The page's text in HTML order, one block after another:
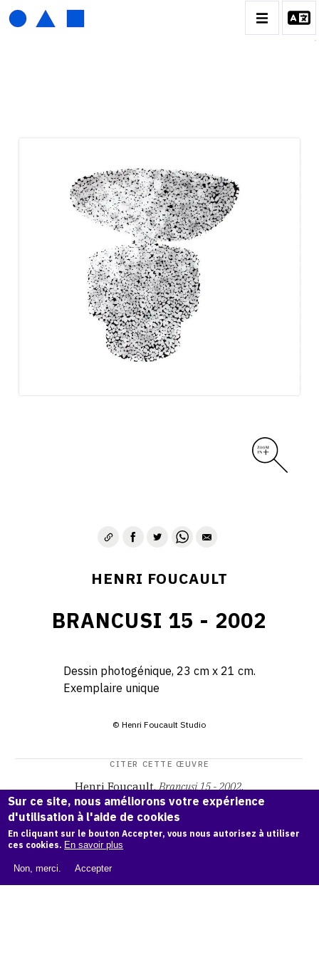
CATALOGUE DES OEUVRES
01_SCULPTURE
02_PHOTOGRAPHIQUE
03_COLLAGES
04_DESSINS
05_MONOTYPE
06_ARCHIVES
CONTACT
HENRI FOUCAULT
BRANCUSI 15 - 2002
Dessin photogénique, 23 cm x 21 cm.
Exemplaire unique
© Henri Foucault Studio
CITER CETTE ŒUVRE
Henri Foucault, Brancusi 15 - 2002.
Catalogue raisonné Henri Foucault, OAM.ark:38997/o1q0
bm
COPIER LA CITATION
Sur ce site, nous améliorons votre expérience
d'utilisation à l'aide de cookies
En cliquant sur le bouton Accepter, vous nous autorisez à utiliser
ces cookies. En savoir plus
Non, merci. Accepter